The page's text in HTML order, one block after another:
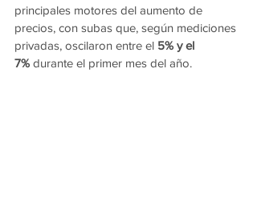
principales motores del aumento de
precios, con subas que, según mediciones
privadas, oscilaron entre el 5% y el
7% durante el primer mes del año.